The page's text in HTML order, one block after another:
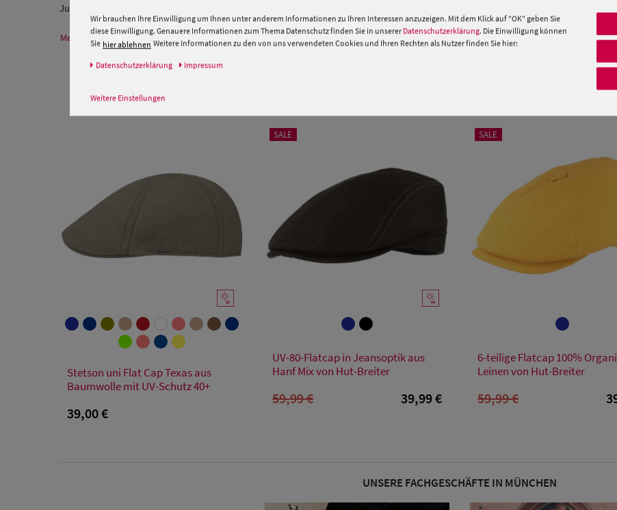
Junge Trendmütze!
Mehr Informationen zum Hersteller und EU Verantwortlichen »
57/M 59/L 61/XL
Stetson uni Flat Cap Texas aus
Baumwolle mit UV-Schutz 40+
39,00 €
SALE
S M
UV-80-Flatcap in Jeansoptik aus
Hanf Mix von Hut-Breiter
59,99 € 39,99 €
SALE
M L XL
6-teilige Flatcap 100%
Leinen von Hut-Breiter
59,99 €
UNSERE FACHGESCHÄFTE IN MÜNCHEN
Wir brauchen Ihre Einwilligung um Ihnen unter anderem Informationen zu Ihren Interessen anzuzeigen. Mit dem Klick auf "OK" geben Sie
diese Einwilligung. Genauere Informationen zum Thema Datenschutz finden Sie in unserer Datenschutzerklärung. Die Einwilligung können
Sie hier ablehnen Weitere Informationen zu den von uns verwendeten Cookies und Ihren Rechten als Nutzer finden Sie hier:
Daten­schutz­erklärung Impressum
Weitere Einstellungen